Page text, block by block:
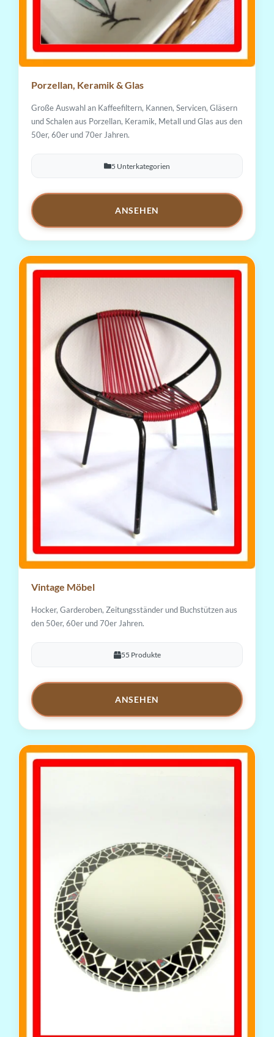
Porzellan, Keramik & Glas
Große Auswahl an Kaffeefiltern, Kannen, Servicen, Gläsern
und Schalen aus Porzellan, Keramik, Metall und Glas aus den
50er, 60er und 70er Jahren.
5 Unterkategorien
ANSEHEN
Vintage Möbel
Hocker, Garderoben, Zeitungsständer und Buchstützen aus
den 50er, 60er und 70er Jahren.
55 Produkte
ANSEHEN